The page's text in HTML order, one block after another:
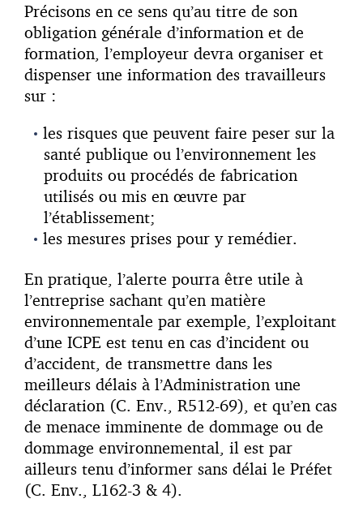
Précisons en ce sens qu’au titre de son
obligation générale d’information et de
formation, l’employeur devra organiser et
dispenser une information des travailleurs
sur :
les risques que peuvent faire peser sur la
santé publique ou l’environnement les
produits ou procédés de fabrication
utilisés ou mis en œuvre par
l’établissement;
les mesures prises pour y remédier.
En pratique, l’alerte pourra être utile à
l’entreprise sachant qu’en matière
environnementale par exemple, l’exploitant
d’une ICPE est tenu en cas d’incident ou
d’accident, de transmettre dans les
meilleurs délais à l’Administration une
déclaration (C. Env., R512-69), et qu’en cas
de menace imminente de dommage ou de
dommage environnemental, il est par
ailleurs tenu d’informer sans délai le Préfet
(C. Env., L162-3 & 4).